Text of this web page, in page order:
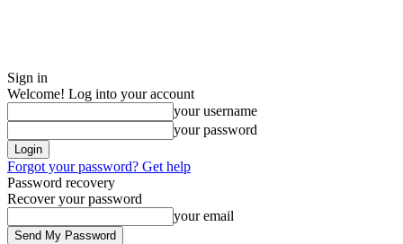
Sign in
Welcome! Log into your account
your username
your password
Forgot your password? Get help
Password recovery
Recover your password
your email